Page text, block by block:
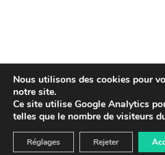
Nous utilisons des cookies pour
notre site.
Ce site utilise Google Analytics
telles que le nombre de visiteurs
Rejeter
Réglages